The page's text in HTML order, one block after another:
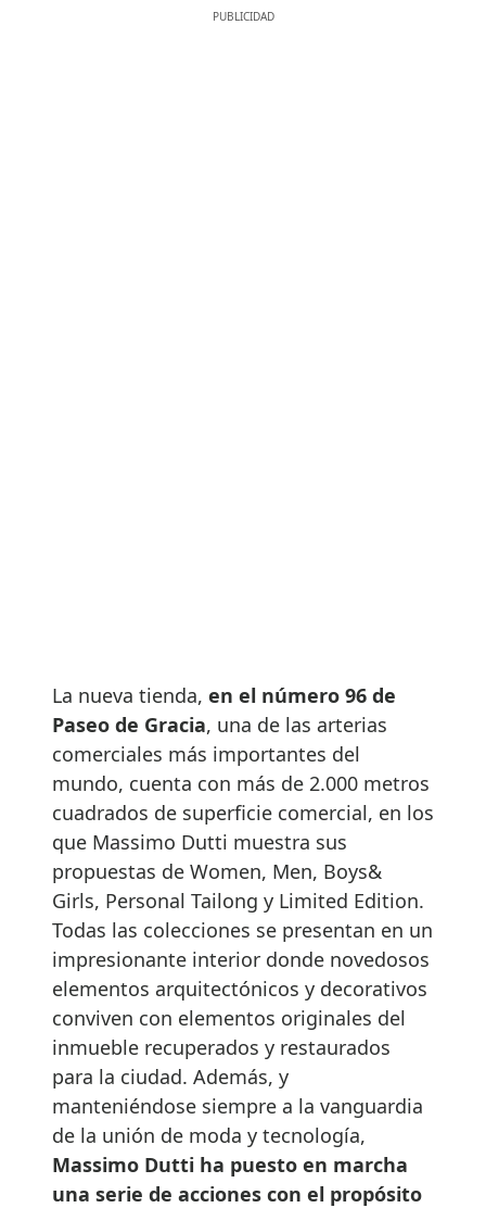
La nueva tienda, en el número 96 de
Paseo de Gracia, una de las arterias
comerciales más importantes del
mundo, cuenta con más de 2.000 metros
cuadrados de superficie comercial, en los
que Massimo Dutti muestra sus
propuestas de Women, Men, Boys&
Girls, Personal Tailong y Limited Edition.
Todas las colecciones se presentan en un
impresionante interior donde novedosos
elementos arquitectónicos y decorativos
conviven con elementos originales del
inmueble recuperados y restaurados
para la ciudad. Además, y
manteniéndose siempre a la vanguardia
de la unión de moda y tecnología,
Massimo Dutti ha puesto en marcha
una serie de acciones con el propósito